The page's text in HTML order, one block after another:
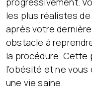
les plus réalistes
après votre dernière
obstacle à
la procédure. Cette
l’obésité et ne
une vie saine.